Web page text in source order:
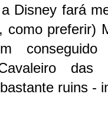
Disney fará
como preferir)
ruins -